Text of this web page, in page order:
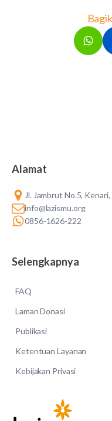
Alamat
Jl. Jambrut No.5,
info@lazismu.org
0856-1626-222
Selengkapnya
FAQ
Laman Donasi
Publikasi
Ketentuan Layanan
Kebijakan Privasi